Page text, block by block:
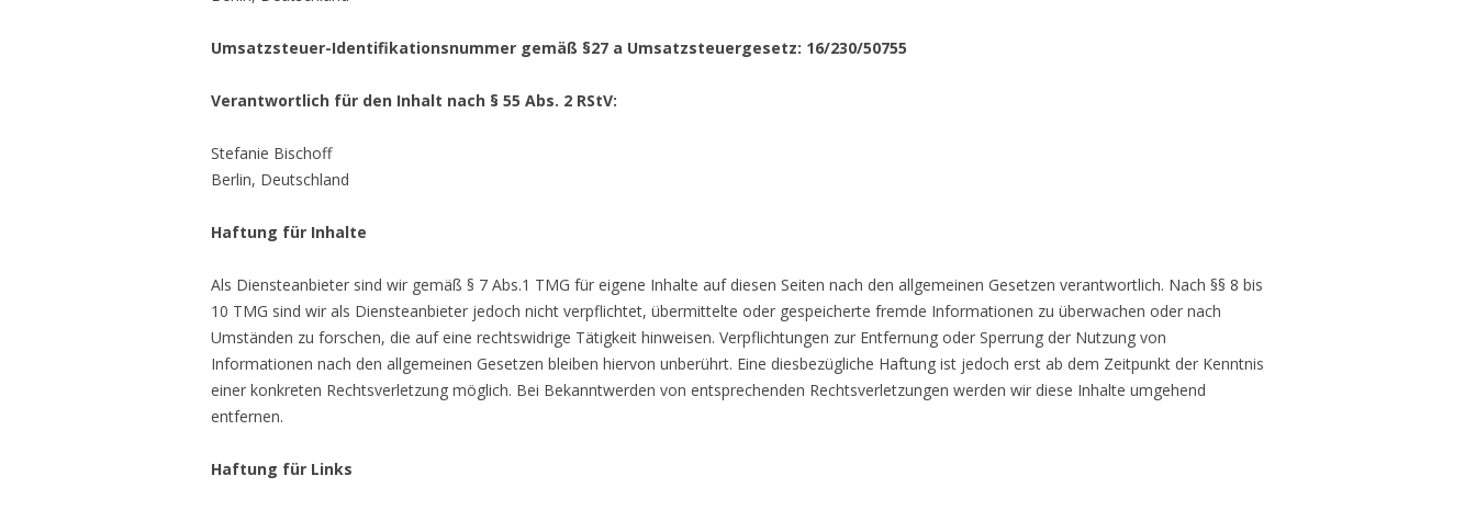
Umsatzsteuer-Identifikationsnummer gemäß §27 a Umsatzsteuergesetz: 16/230/50755
Verantwortlich für den Inhalt nach § 55 Abs. 2 RStV:
Stefanie Bischoff
Berlin, Deutschland
Haftung für Inhalte
Als Diensteanbieter sind wir gemäß § 7 Abs.1 TMG für eigene Inhalte auf diesen Seiten nach den allgemeinen Gesetzen verantwortlich. Nach §§ 8 bis
10 TMG sind wir als Diensteanbieter jedoch nicht verpflichtet, übermittelte oder gespeicherte fremde Informationen zu überwachen oder nach
Umständen zu forschen, die auf eine rechtswidrige Tätigkeit hinweisen. Verpflichtungen zur Entfernung oder Sperrung der Nutzung von
Informationen nach den allgemeinen Gesetzen bleiben hiervon unberührt. Eine diesbezügliche Haftung ist jedoch erst ab dem Zeitpunkt der Kenntnis
einer konkreten Rechtsverletzung möglich. Bei Bekanntwerden von entsprechenden Rechtsverletzungen werden wir diese Inhalte umgehend
entfernen.
Haftung für Links